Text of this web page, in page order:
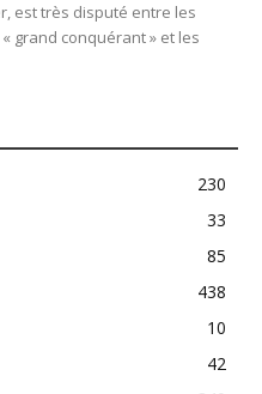
est très disputé entre les
grand conquérant » et les
230
33
85
438
10
42